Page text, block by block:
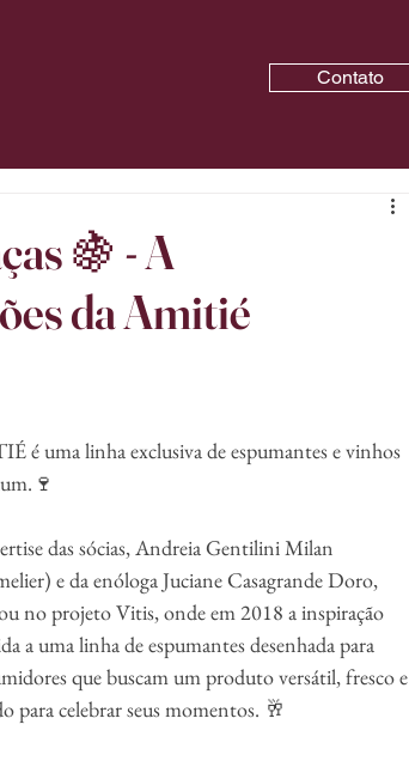
Contato
🍇 - A
da Amitié
é uma linha exclusiva de espumantes e vinhos
das sócias, Andreia Gentilini Milan
e da enóloga Juciane Casagrande Doro,
no projeto Vitis, onde em 2018 a inspiração
a uma linha de espumantes desenhada para
que buscam um produto versátil, fresco e
para celebrar seus momentos. 🥂